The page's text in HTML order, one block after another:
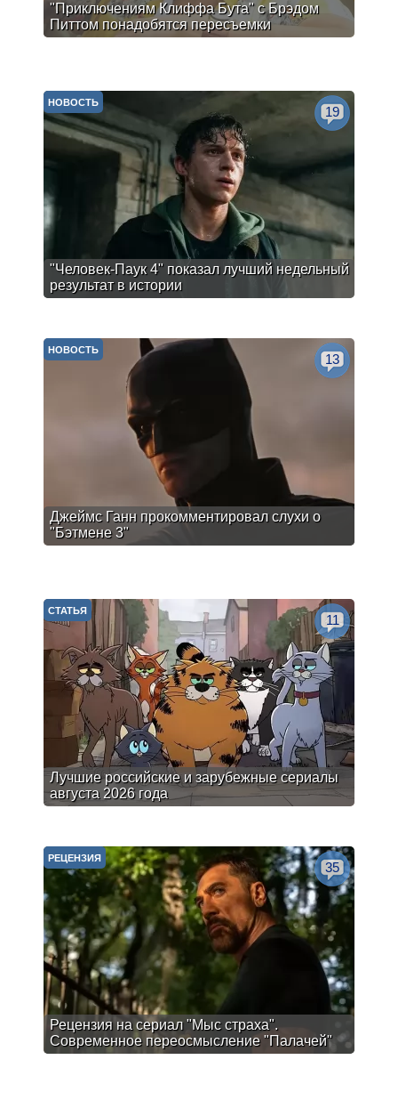
"Приключениям Клиффа Бута" с Брэдом
Питтом понадобятся пересъемки
"Человек-Паук 4" показал лучший недельный
результат в истории
НОВОСТЬ
19
Джеймс Ганн прокомментировал слухи о
"Бэтмене 3"
НОВОСТЬ
13
Лучшие российские и зарубежные сериалы
августа 2026 года
СТАТЬЯ
11
Рецензия на сериал "Мыс страха".
Современное переосмысление "Палачей"
РЕЦЕНЗИЯ
35